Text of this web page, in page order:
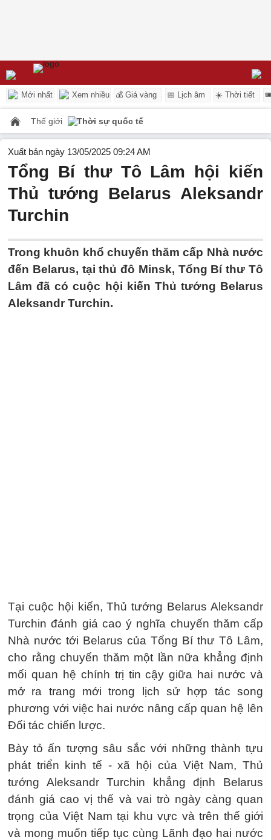
Mới nhất Xem nhiều 💰 Giá vàng 📅 Lịch âm ☀️ Thời tiết
Thế giới Thời sự quốc tế
Xuất bản ngày 13/05/2025 09:24 AM
Tổng Bí thư Tô Lâm hội kiến
Thủ tướng Belarus Aleksandr
Turchin
Trong khuôn khổ chuyến thăm cấp Nhà nước
đến Belarus, tại thủ đô Minsk, Tổng Bí thư Tô
Lâm đã có cuộc hội kiến Thủ tướng Belarus
Aleksandr Turchin.
Tại cuộc hội kiến, Thủ tướng Belarus Aleksandr
Turchin đánh giá cao ý nghĩa chuyến thăm cấp
Nhà nước tới Belarus của Tổng Bí thư Tô Lâm,
cho rằng chuyến thăm một lần nữa khẳng định
mối quan hệ chính trị tin cậy giữa hai nước và
mở ra trang mới trong lịch sử hợp tác song
phương với việc hai nước nâng cấp quan hệ lên
Đối tác chiến lược.
Bày tỏ ấn tượng sâu sắc với những thành tựu
phát triển kinh tế - xã hội của Việt Nam, Thủ
tướng Aleksandr Turchin khẳng định Belarus
đánh giá cao vị thế và vai trò ngày càng quan
trọng của Việt Nam tại khu vực và trên thế giới
và mong muốn tiếp tục cùng Lãnh đạo hai nước